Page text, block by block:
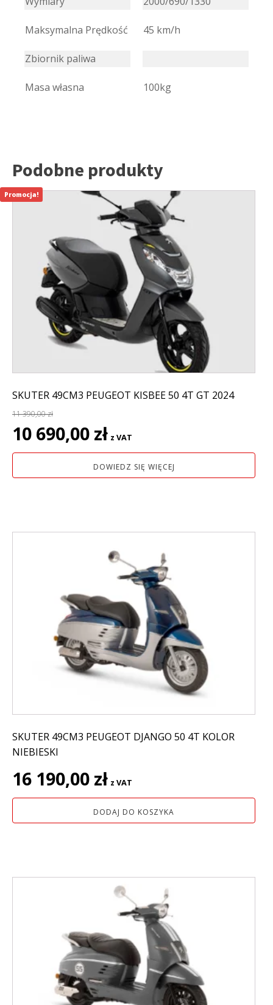
Maksymalna Prędkość 45 km/h
Zbiornik paliwa
Masa własna 100kg
Podobne produkty
SKUTER 49CM3 PEUGEOT KISBEE 50 4T GT 2024
11 390,00zł
Pierwotna
cena
wynosiła:
10 690,00 zł cena
wynosi:
10
z VAT
DOWIEDZ SIĘ WIĘCEJ
Promocja!
SKUTER 49CM3 PEUGEOT DJANGO 50 4T KOLOR
NIEBIESKI
16 190,00 zł z VAT
DODAJ DO KOSZYKA